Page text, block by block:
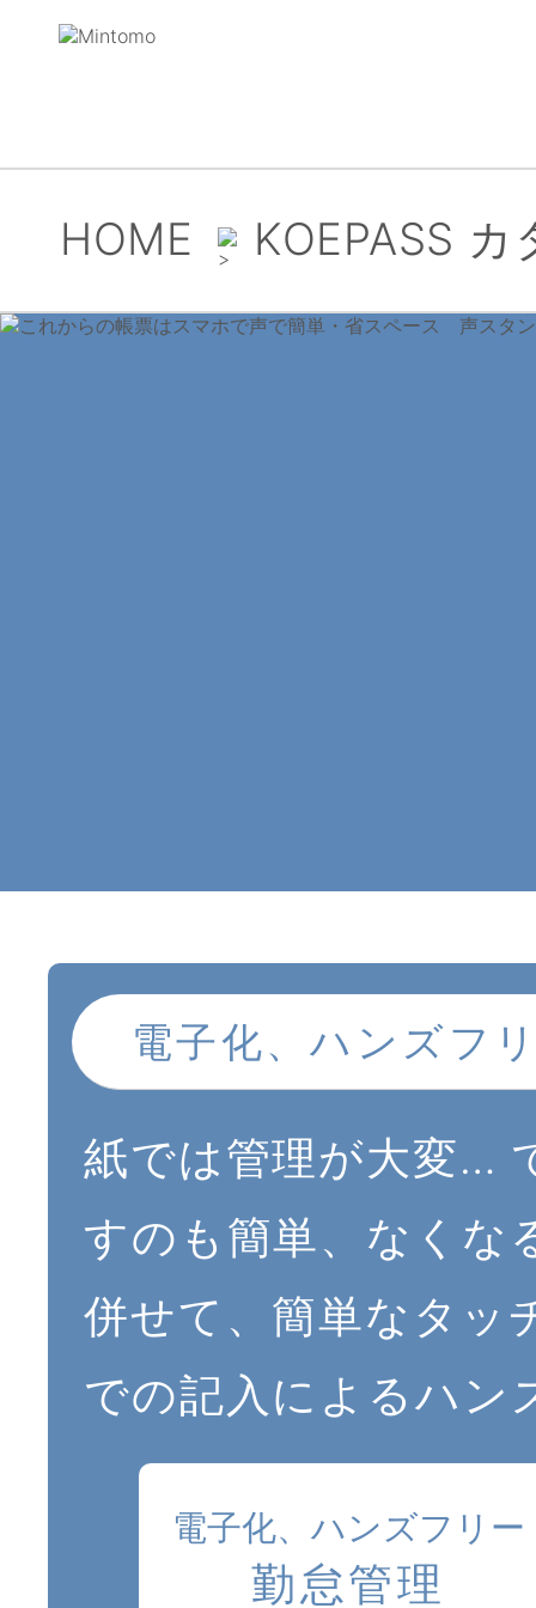
HOME KOEPASS カ
電子化、ハンズフ
紙では管理が大変…
すのも簡単、なくな
併せて、簡単なタッ
での記入によるハン
電子化、ハンズフリー
勤怠管理